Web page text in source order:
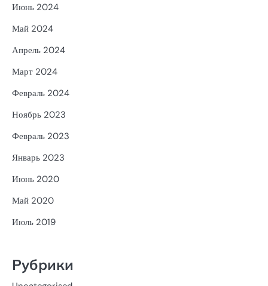
Июнь 2024
Май 2024
Апрель 2024
Март 2024
Февраль 2024
Ноябрь 2023
Февраль 2023
Январь 2023
Июнь 2020
Май 2020
Июль 2019
Рубрики